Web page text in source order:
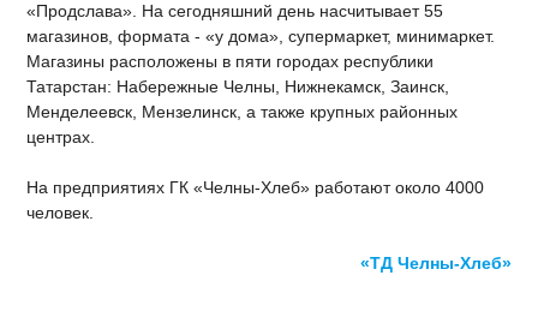
«Продслава». На сегодняшний день насчитывает 55
магазинов, формата - «у дома», супермаркет, минимаркет.
Магазины расположены в пяти городах республики
Татарстан: Набережные Челны, Нижнекамск, Заинск,
Менделеевск, Мензелинск, а также крупных районных
центрах.
На предприятиях ГК «Челны-Хлеб» работают около 4000
человек.
«ТД Челны-Хлеб»